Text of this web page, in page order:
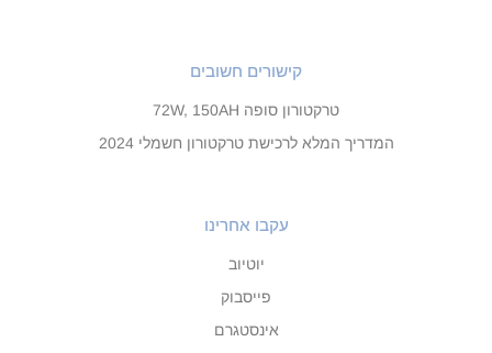
קישורים חשובים
טרקטורון סופה 72W, 150AH
המדריך המלא לרכישת טרקטורון חשמלי 2024
עקבו אחרינו
יוטיוב
פייסבוק
אינסטגרם